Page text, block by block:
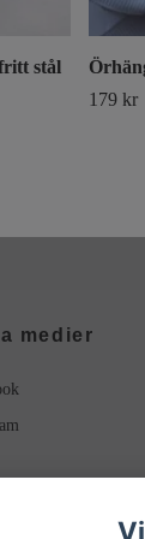
stål
179 kr
medier